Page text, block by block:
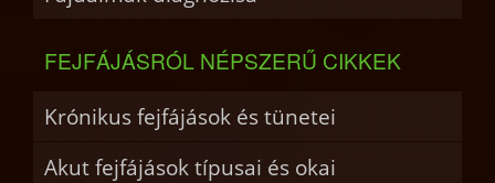
FEJFÁJÁSRÓL NÉPSZERŰ CIKKEK
Krónikus fejfájások és tünetei
Akut fejfájások típusai és okai